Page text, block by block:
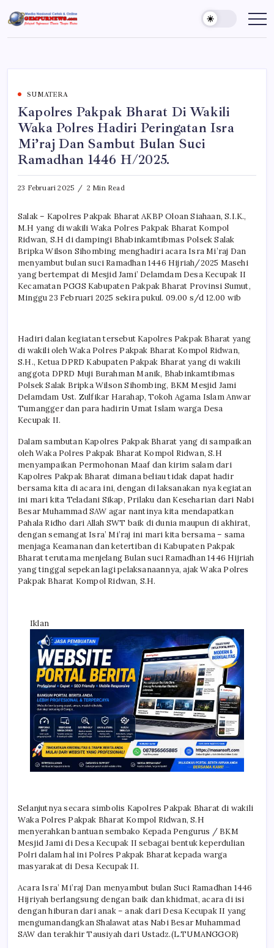
to
content
Gempur
News
Jelajah
Dunia
SUMATERA
Kapolres Pakpak Bharat Di Wakili
Waka Polres Hadiri Peringatan Isra
Mi’raj Dan Sambut Bulan Suci
Ramadhan 1446 H/2025.
23 Februari 2025 2 Min Read
Salak – Kapolres Pakpak Bharat AKBP Oloan Siahaan, S.I.K.,
M.H yang di wakili Waka Polres Pakpak Bharat Kompol
Ridwan, S.H di dampingi Bhabinkamtibmas Polsek Salak
Bripka Wilson Sihombing menghadiri acara Isra Mi’raj Dan
menyambut bulan suci Ramadhan 1446 Hijriah/2025 Masehi
yang bertempat di Mesjid Jami’ Delamdam Desa Kecupak II
Kecamatan PGGS Kabupaten Pakpak Bharat Provinsi Sumut,
Minggu 23 Februari 2025 sekira pukul. 09.00 s/d 12.00 wib
Hadiri dalan kegiatan tersebut Kapolres Pakpak Bharat yang
di wakili oleh Waka Polres Pakpak Bharat Kompol Ridwan,
S.H., Ketua DPRD Kabupaten Pakpak Bharat yang di wakili
anggota DPRD Muji Burahman Manik, Bhabinkamtibmas
Polsek Salak Bripka Wilson Sihombing, BKM Mesjid Jami
Delamdam Ust. Zulfikar Harahap, Tokoh Agama Islam Anwar
Tumangger dan para hadirin Umat Islam warga Desa
Kecupak II.
Dalam sambutan Kapolres Pakpak Bharat yang di sampaikan
oleh Waka Polres Pakpak Bharat Kompol Ridwan, S.H
menyampaikan Permohonan Maaf dan kirim salam dari
Kapolres Pakpak Bharat dimana beliau tidak dapat hadir
bersama kita di acara ini, dengan di laksanakan nya kegiatan
ini mari kita Teladani Sikap, Prilaku dan Keseharian dari Nabi
Besar Muhammad SAW agar nantinya kita mendapatkan
Pahala Ridho dari Allah SWT baik di dunia maupun di akhirat,
dengan semangat Isra’ Mi’raj ini mari kita bersama – sama
menjaga Keamanan dan ketertiban di Kabupaten Pakpak
Bharat terutama menjelang Bulan suci Ramadhan 1446 Hijriah
yang tinggal sepekan lagi pelaksanaannya, ajak Waka Polres
Pakpak Bharat Kompol Ridwan, S.H.
Iklan
Selanjutnya secara simbolis Kapolres Pakpak Bharat di wakili
Waka Polres Pakpak Bharat Kompol Ridwan, S.H
menyerahkan bantuan sembako Kepada Pengurus / BKM
Mesjid Jami di Desa Kecupak II sebagai bentuk keperdulian
Polri dalam hal ini Polres Pakpak Bharat kepada warga
masyarakat di Desa Kecupak II.
Acara Isra’ Mi’raj Dan menyambut bulan Suci Ramadhan 1446
Hijriyah berlangsung dengan baik dan khidmat, acara di isi
dengan hiburan dari anak – anak dari Desa Kecupak II yang
mengumandangkan Shalawat atas Nabi Besar Muhammad
SAW dan terakhir Tausiyah dari Ustadz.(L.TUMANGGOR)